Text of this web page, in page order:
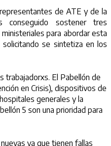
de ATE y de la
conseguido sostener tres
para abordar esta
se sintetiza en los
trabajadorxs. El Pabellón de
en Crisis), dispositivos de
generales y la
5 son una prioridad para
ya que tienen fallas